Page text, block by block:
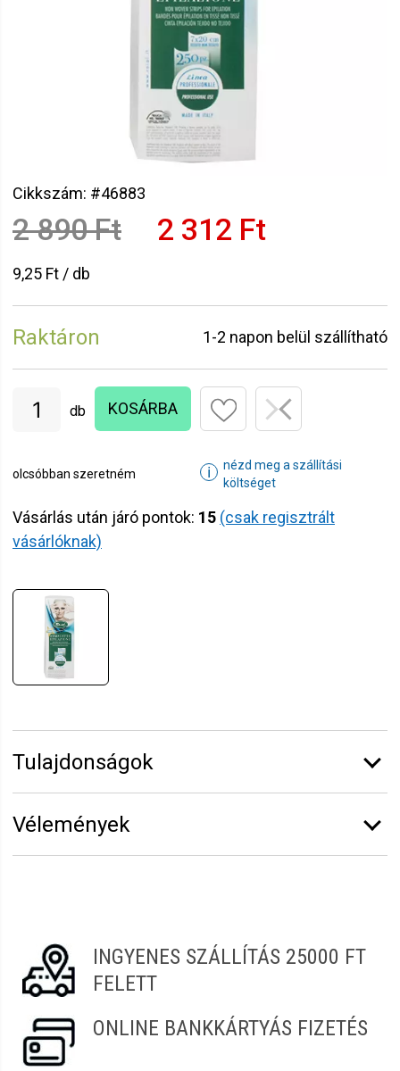
Cikkszám: #46883
2 890 Ft 2 312 Ft
9,25 Ft / db
Raktáron 1-2 napon belül szállítható
db KOSÁRBA
olcsóbban szeretném ℹ
nézd meg a szállítási
költséget
Vásárlás után járó pontok: 15 (csak regisztrált
vásárlóknak)
Tulajdonságok
Vélemények
INGYENES SZÁLLÍTÁS 25000 FT
FELETT
ONLINE BANKKÁRTYÁS FIZETÉS